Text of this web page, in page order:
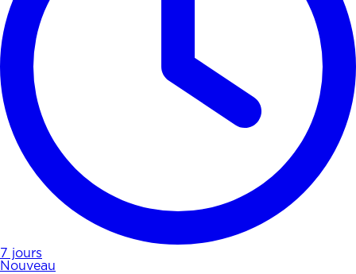
7 jours
Nouveau